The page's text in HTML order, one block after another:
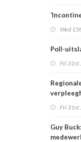
Wed
Poll-
Fri 31st
Fri 31st
Guy